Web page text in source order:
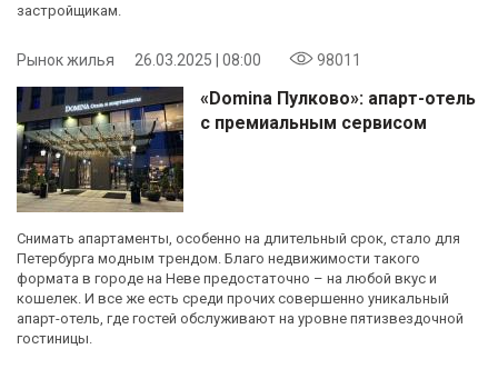
застройщикам.
Рынок жилья 26.03.2025 | 08:00 98011
«Domina Пулково»: апарт-отель
с премиальным сервисом
Снимать апартаменты, особенно на длительный срок, стало для
Петербурга модным трендом. Благо недвижимости такого
формата в городе на Неве предостаточно – на любой вкус и
кошелек. И все же есть среди прочих совершенно уникальный
апарт-отель, где гостей обслуживают на уровне пятизвездочной
гостиницы.